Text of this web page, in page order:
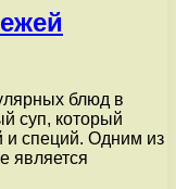
блюд в
суп, который
и специй. Одним из
является